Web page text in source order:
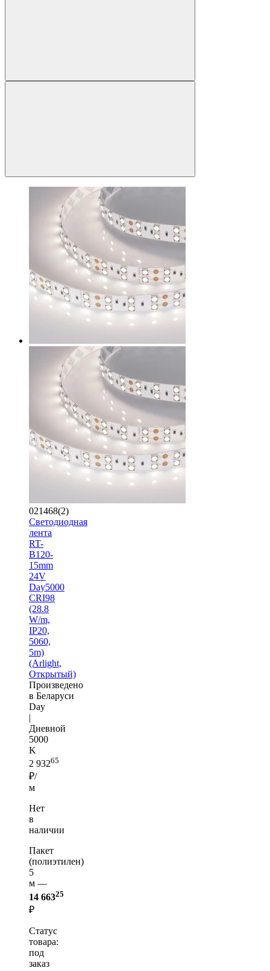
021468(2)
Светодиодная
лента
RT-
B120-
15mm
24V
Day5000
CRI98
(28.8
W/m,
IP20,
5060,
5m)
(Arlight,
Открытый)
Произведено
в Беларуси
Day
|
Дневной
5000
K
2 93265
₽/
м
Нет
в
наличии
Пакет
(полиэтилен)
5
м —
14 66325
₽
Статус
товара:
под
заказ